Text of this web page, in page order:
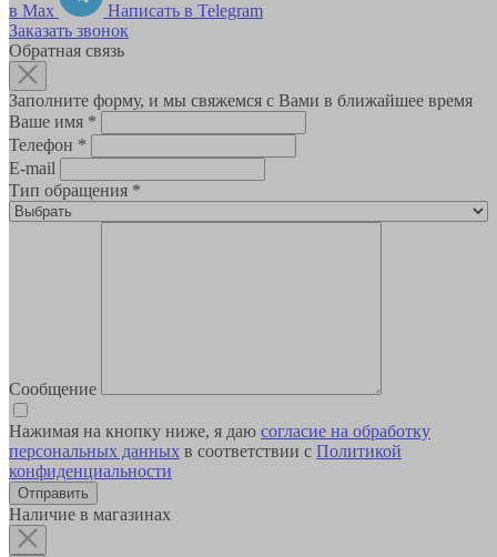
в Max
Написать в Telegram
Заказать звонок
Обратная связь
Заполните форму, и мы свяжемся с Вами в ближайшее время
Ваше имя *
Телефон *
E-mail
Тип обращения *
Сообщение
Нажимая на кнопку ниже, я даю согласие на обработку
персональных данных в соответствии с Политикой
конфиденциальности
Наличие в магазинах